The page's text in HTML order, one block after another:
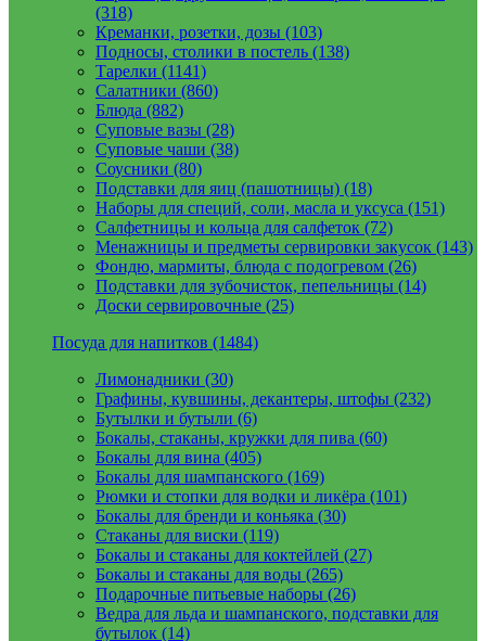
(318)
Креманки, розетки, дозы (103)
Подносы, столики в постель (138)
Тарелки (1141)
Салатники (860)
Блюда (882)
Суповые вазы (28)
Суповые чаши (38)
Соусники (80)
Подставки для яиц (пашотницы) (18)
Наборы для специй, соли, масла и уксуса (151)
Салфетницы и кольца для салфеток (72)
Менажницы и предметы сервировки закусок (143)
Фондю, мармиты, блюда с подогревом (26)
Подставки для зубочисток, пепельницы (14)
Доски сервировочные (25)
Посуда для напитков (1484)
Лимонадники (30)
Графины, кувшины, декантеры, штофы (232)
Бутылки и бутыли (6)
Бокалы, стаканы, кружки для пива (60)
Бокалы для вина (405)
Бокалы для шампанского (169)
Рюмки и стопки для водки и ликёра (101)
Бокалы для бренди и коньяка (30)
Стаканы для виски (119)
Бокалы и стаканы для коктейлей (27)
Бокалы и стаканы для воды (265)
Подарочные питьевые наборы (26)
Ведра для льда и шампанского, подставки для
бутылок (14)